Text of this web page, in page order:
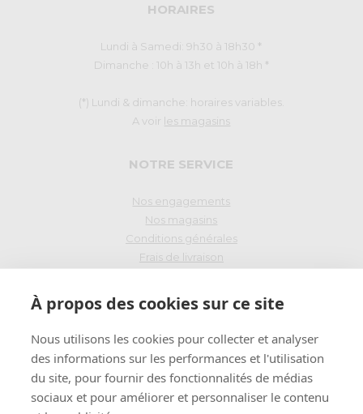
À propos des cookies sur ce site
Nous utilisons les cookies pour collecter et analyser
des informations sur les performances et l'utilisation
du site, pour fournir des fonctionnalités de médias
sociaux et pour améliorer et personnaliser le contenu
HORAIRES
Lundi à Samedi: 9h30 à 18h30 *
Dimanche : 10h à 13h et 10h à 18h *
(*) Lundi & dimanche: horaires variables.
A voir les magasins
NOTRE SERVICE
Nos engagements
Nos magasins
Conditions générales
Frais de livraison
PAIEMENT SÉCURISÉ